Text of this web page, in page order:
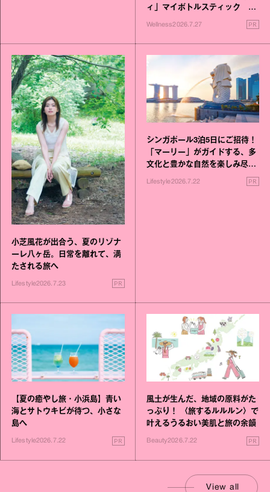
ィ」マイボトルスティック い
いこと毎日》シリーズが誕生
Wellness2026.7.27 PR
小芝風花が出合う、夏のリゾナ
ーレ八ヶ岳。日常を離れて、満
たされる旅へ
Lifestyle2026.7.23 PR
シンガポール3泊5日にご招待！
「マーリー」がガイドする、多
文化と豊かな自然を楽しみ尽く
Lifestyle2026.7.22 PR
【夏の癒やし旅・小浜島】青い
海とサトウキビが待つ、小さな
島へ
Lifestyle2026.7.22 PR
風土が生んだ、地域の原料がた
っぷり！ 〈旅するルルルン〉で
叶えるうるおい美肌と旅の余韻
Beauty2026.7.22 PR
View all